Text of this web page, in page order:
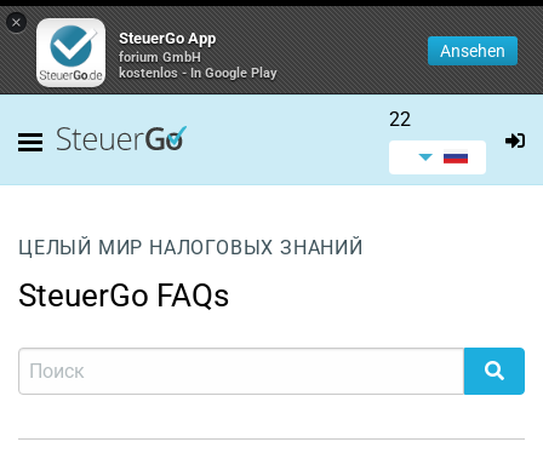
×
SteuerGo App
forium GmbH
kostenlos - In Google Play
Ansehen
22
ЦЕЛЫЙ МИР НАЛОГОВЫХ ЗНАНИЙ
SteuerGo FAQs